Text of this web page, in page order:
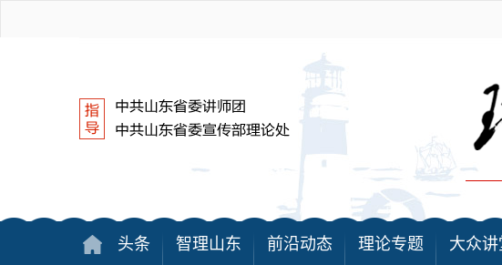
头条 智理山东 前沿动态 理论专题 大众讲